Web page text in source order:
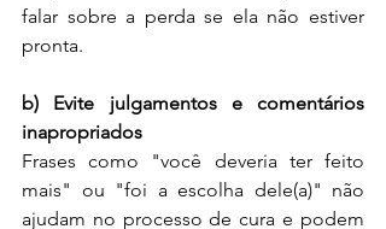
falar sobre a perda se ela não estiver
pronta.
b) Evite julgamentos e comentários
inapropriados
Frases como "você deveria ter feito
mais" ou "foi a escolha dele(a)" não
ajudam no processo de cura e podem